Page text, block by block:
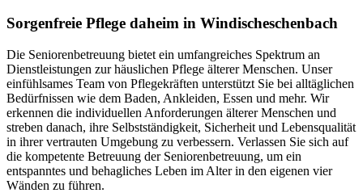
Sorgenfreie Pflege daheim in Windischeschenbach
Die Seniorenbetreuung bietet ein umfangreiches Spektrum an
Dienstleistungen zur häuslichen Pflege älterer Menschen. Unser
einfühlsames Team von Pflegekräften unterstützt Sie bei alltäglichen
Bedürfnissen wie dem Baden, Ankleiden, Essen und mehr. Wir
erkennen die individuellen Anforderungen älterer Menschen und
streben danach, ihre Selbstständigkeit, Sicherheit und Lebensqualität
in ihrer vertrauten Umgebung zu verbessern. Verlassen Sie sich auf
die kompetente Betreuung der Seniorenbetreuung, um ein
entspanntes und behagliches Leben im Alter in den eigenen vier
Wänden zu führen.